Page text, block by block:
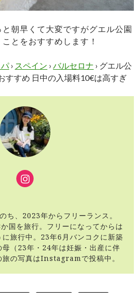
朝早くて大変ですがグエル公園
とをおすすめします！
› スペイン › バルセロナ › グエル公
すすめ 日中の入場料10€は高すぎ
ち、2023年からフリーランス。
国を旅行。フリーになってからは
旅行中。23年6月バンコクに新築
母（23年・24年は妊娠・出産に伴
旅の写真はInstagramで投稿中。